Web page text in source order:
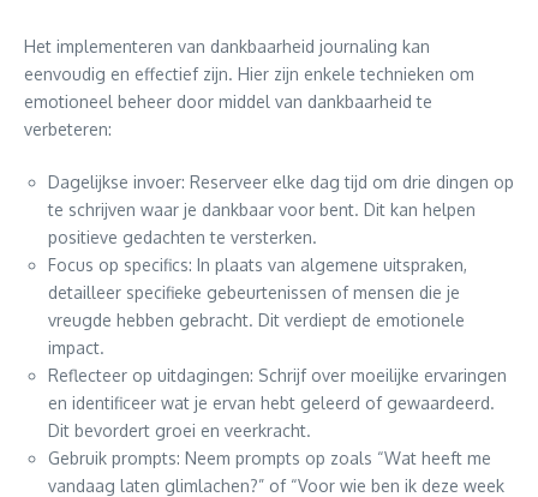
Het implementeren van dankbaarheid journaling kan
eenvoudig en effectief zijn. Hier zijn enkele technieken om
emotioneel beheer door middel van dankbaarheid te
verbeteren:
Dagelijkse invoer: Reserveer elke dag tijd om drie dingen op
te schrijven waar je dankbaar voor bent. Dit kan helpen
positieve gedachten te versterken.
Focus op specifics: In plaats van algemene uitspraken,
detailleer specifieke gebeurtenissen of mensen die je
vreugde hebben gebracht. Dit verdiept de emotionele
impact.
Reflecteer op uitdagingen: Schrijf over moeilijke ervaringen
en identificeer wat je ervan hebt geleerd of gewaardeerd.
Dit bevordert groei en veerkracht.
Gebruik prompts: Neem prompts op zoals “Wat heeft me
vandaag laten glimlachen?” of “Voor wie ben ik deze week